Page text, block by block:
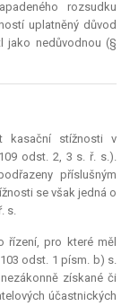
rozsudku
uplatněný důvod
jako nedůvodnou (§
kasační stížnosti v
odst. 2, 3 s. ř. s.).
příslušným
se však jedná o
s.
řízení, pro které měl
odst. 1 písm. b) s.
získané či
účastnických